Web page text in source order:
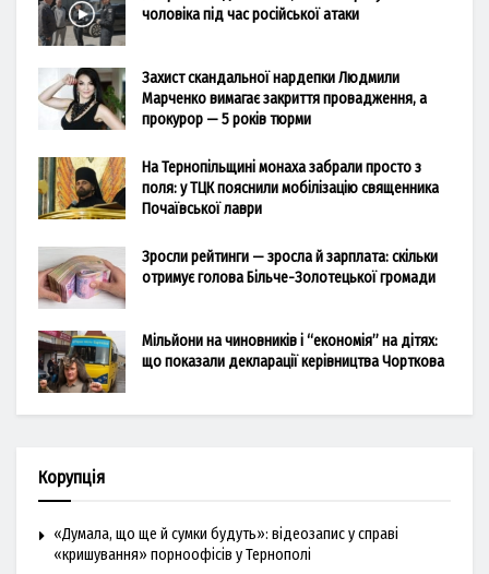
чоловіка під час російської атаки
Захист скандальної нардепки Людмили
Марченко вимагає закриття провадження, а
прокурор — 5 років тюрми
На Тернопільщині монаха забрали просто з
поля: у ТЦК пояснили мобілізацію священника
Почаївської лаври
Зросли рейтинги — зросла й зарплата: скільки
отримує голова Більче-Золотецької громади
Мільйони на чиновників і “економія” на дітях:
що показали декларації керівництва Чорткова
Корупція
«Думала, що ще й сумки будуть»: відеозапис у справі
«кришування» порноофісів у Тернополі